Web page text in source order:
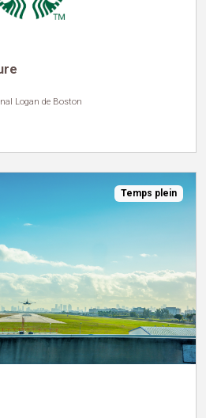
Logan de Boston
Temps plein